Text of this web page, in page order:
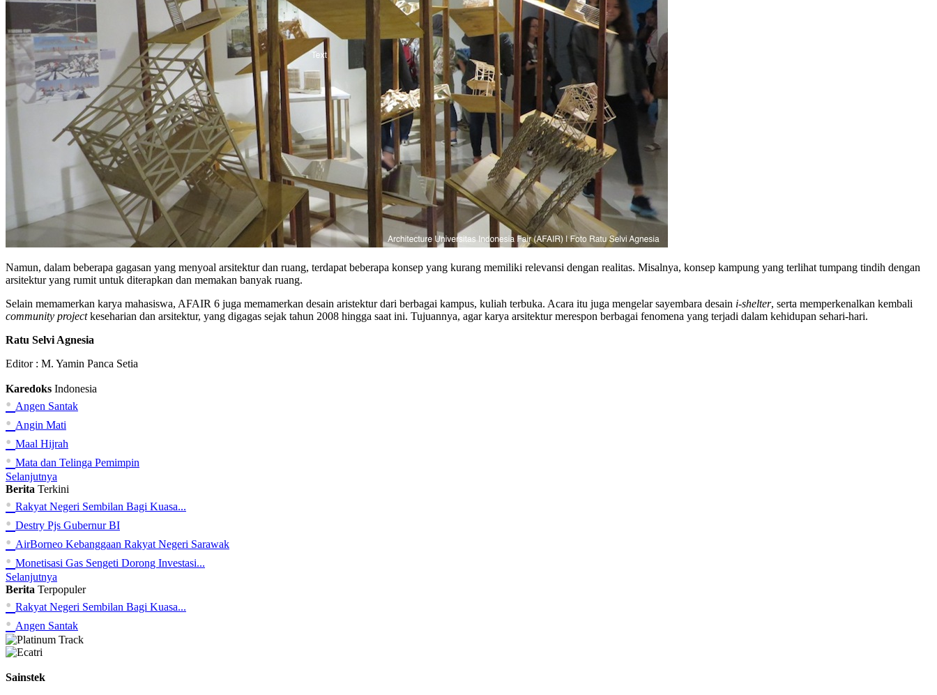
Namun, dalam beberapa gagasan yang menyoal arsitektur dan ruang, terdapat beberapa konsep yang kurang memiliki relevansi dengan realitas. Misalnya, konsep kampung yang terlihat tumpang tindih dengan
arsitektur yang rumit untuk diterapkan dan memakan banyak ruang.
Selain memamerkan karya mahasiswa, AFAIR 6 juga memamerkan desain aristektur dari berbagai kampus, kuliah terbuka. Acara itu juga mengelar sayembara desain i-shelter, serta memperkenalkan kembali
community projectkeseharian dan arsitektur, yang digagas sejak tahun 2008 hingga saat ini. Tujuannya, agar karya arsitektur merespon berbagai fenomena yang terjadi dalam kehidupan sehari-hari.
Ratu Selvi Agnesia
Editor : M. Yamin Panca Setia
Karedoks Indonesia
• Angen Santak
• Angin Mati
• Maal Hijrah
• Mata dan Telinga Pemimpin
Selanjutnya
Berita Terkini
• Rakyat Negeri Sembilan Bagi Kuasa...
• Destry Pjs Gubernur BI
• AirBorneo Kebanggaan Rakyat Negeri Sarawak
• Monetisasi Gas Sengeti Dorong Investasi...
Selanjutnya
Berita Terpopuler
• Rakyat Negeri Sembilan Bagi Kuasa...
• Angen Santak
Sainstek